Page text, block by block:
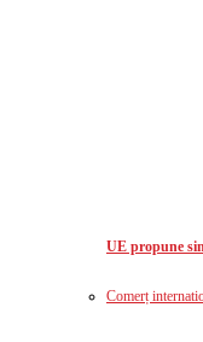
UE propune
Comerț